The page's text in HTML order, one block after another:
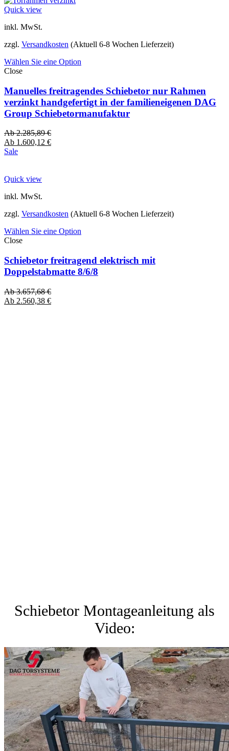
Quick view
inkl. MwSt.
zzgl. Versandkosten (Aktuell 6-8 Wochen Lieferzeit)
Wählen Sie eine Option
Close
Manuelles freitragendes Schiebetor nur Rahmen
verzinkt handgefertigt in der familieneigenen DAG
Group Schiebetormanufaktur
Ab2.285,89€
Ab 1.600,12 €
Sale
Quick view
inkl. MwSt.
zzgl. Versandkosten (Aktuell 6-8 Wochen Lieferzeit)
Wählen Sie eine Option
Close
Schiebetor freitragend elektrisch mit
Doppelstabmatte 8/6/8
Ab3.657,68€
Ab 2.560,38 €
Schiebetor Montageanleitung als
Video: